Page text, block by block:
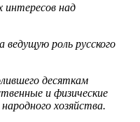
интересов над
ведущую роль русского
десяткам
и физические
хозяйства.